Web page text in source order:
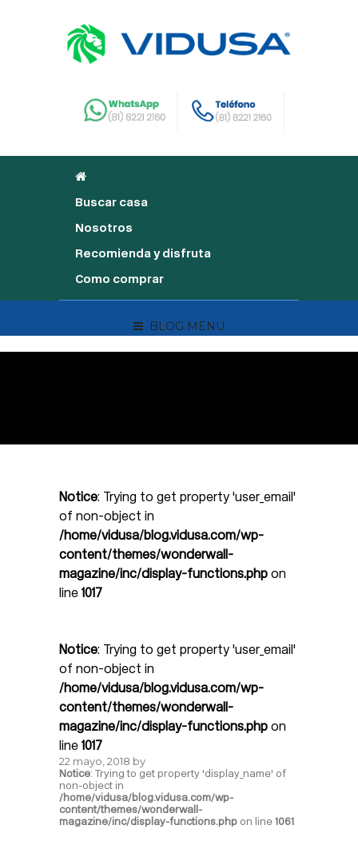
Buscar casa
Nosotros
Recomienda y disfruta
Como comprar
BLOG MENU
Notice: Trying to get property 'user_email'
of non-object in
/home/vidusa/blog.vidusa.com/wp-
content/themes/wonderwall-
magazine/inc/display-functions.php on
line 1017
Notice: Trying to get property 'user_email'
of non-object in
/home/vidusa/blog.vidusa.com/wp-
content/themes/wonderwall-
magazine/inc/display-functions.php on
line 1017
22 mayo, 2018 by
Notice: Trying to get property 'display_name' of
non-object in
/home/vidusa/blog.vidusa.com/wp-
content/themes/wonderwall-
magazine/inc/display-functions.php on line 1061